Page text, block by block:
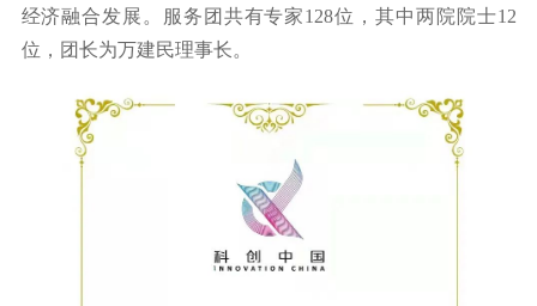
经济融合发展。服务团共有专家128位，其中两院院士12
位，团长为万建民理事长。